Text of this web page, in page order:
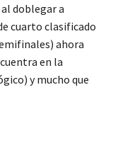
doblegar a
cuarto clasificado
ahora
en la
y mucho que